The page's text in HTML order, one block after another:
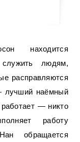
людям,
расправляются
лучший наёмный
— никто
работу
обращается